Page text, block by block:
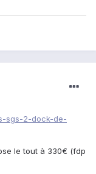
sgs-2-dock-de-
le tout à 330€ (fdp